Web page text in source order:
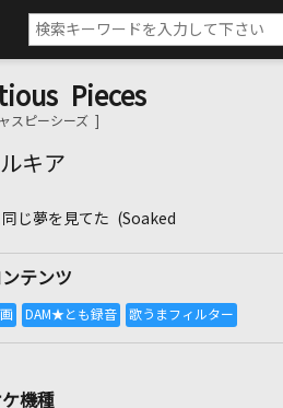
Pieces
スピーシーズ ]
キア
じ夢を見てた (Soaked
テンツ
機種